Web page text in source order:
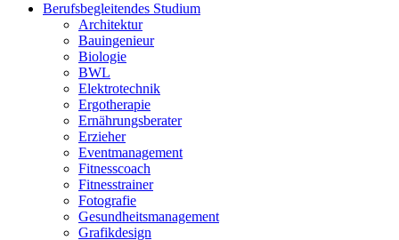
Berufsbegleitendes Studium
Architektur
Bauingenieur
Biologie
BWL
Elektrotechnik
Ergotherapie
Ernährungsberater
Erzieher
Eventmanagement
Fitnesscoach
Fitnesstrainer
Fotografie
Gesundheitsmanagement
Grafikdesign